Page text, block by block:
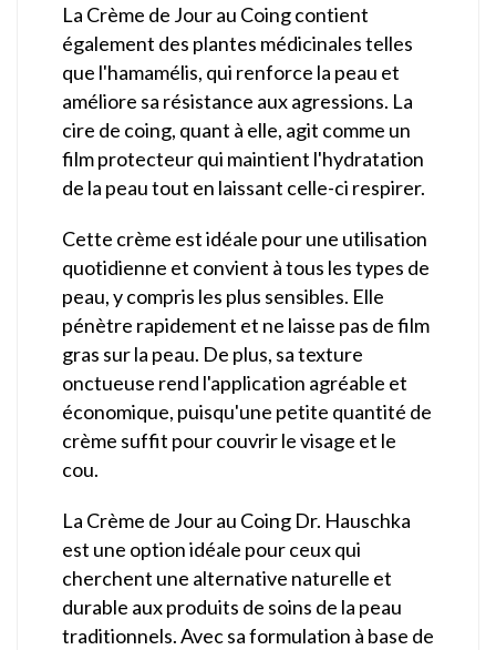
La Crème de Jour au Coing contient
également des plantes médicinales telles
que l'hamamélis, qui renforce la peau et
améliore sa résistance aux agressions. La
cire de coing, quant à elle, agit comme un
film protecteur qui maintient l'hydratation
de la peau tout en laissant celle-ci respirer.
Cette crème est idéale pour une utilisation
quotidienne et convient à tous les types de
peau, y compris les plus sensibles. Elle
pénètre rapidement et ne laisse pas de film
gras sur la peau. De plus, sa texture
onctueuse rend l'application agréable et
économique, puisqu'une petite quantité de
crème suffit pour couvrir le visage et le
cou.
La Crème de Jour au Coing Dr. Hauschka
est une option idéale pour ceux qui
cherchent une alternative naturelle et
durable aux produits de soins de la peau
traditionnels. Avec sa formulation à base de